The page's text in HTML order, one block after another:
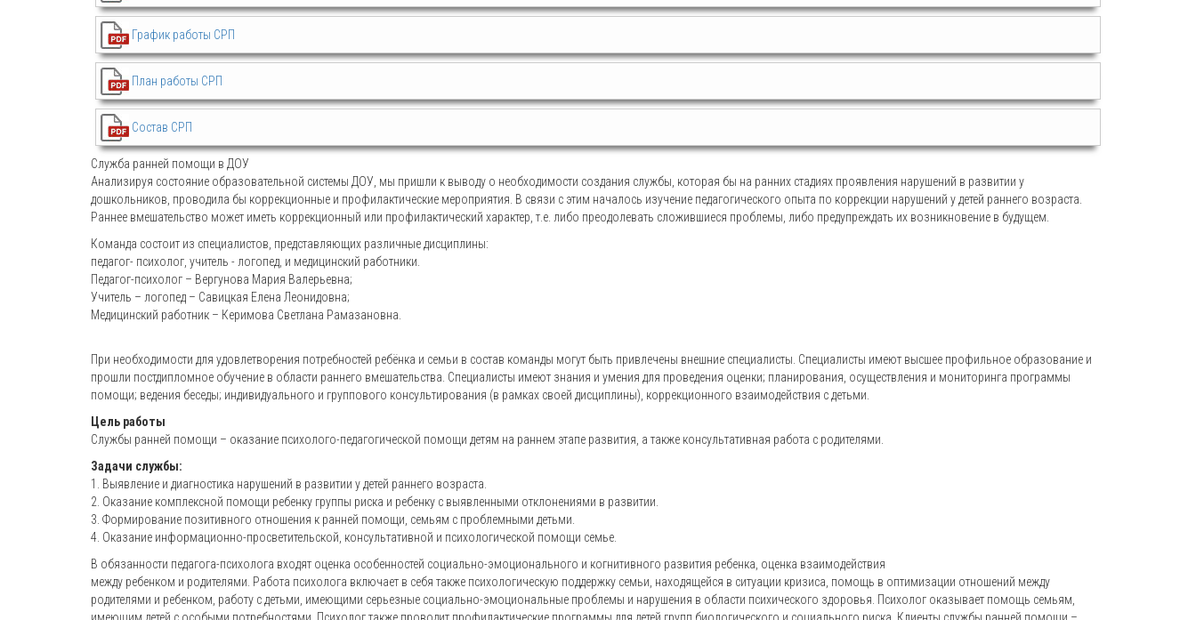
График работы СРП
План работы СРП
Состав СРП
Служба ранней помощи в ДОУ
Анализируя состояние образовательной системы ДОУ, мы пришли к выводу о необходимости создания службы, которая бы на ранних стадиях проявления нарушений в развитии у
дошкольников, проводила бы коррекционные и профилактические мероприятия. В связи с этим началось изучение педагогического опыта по коррекции нарушений у детей раннего возраста.
Раннее вмешательство может иметь коррекционный или профилактический характер, т.е. либо преодолевать сложившиеся проблемы, либо предупреждать их возникновение в будущем.
Команда состоит из специалистов, представляющих различные дисциплины:
педагог- психолог, учитель - логопед, и медицинский работники.
Педагог-психолог – Вергунова Мария Валерьевна;
Учитель – логопед – Савицкая Елена Леонидовна;
Медицинский работник – Керимова Светлана Рамазановна.
При необходимости для удовлетворения потребностей ребёнка и семьи в состав команды могут быть привлечены внешние специалисты. Специалисты имеют высшее профильное образование и
прошли постдипломное обучение в области раннего вмешательства. Специалисты имеют знания и умения для проведения оценки; планирования, осуществления и мониторинга программы
помощи; ведения беседы; индивидуального и группового консультирования (в рамках своей дисциплины), коррекционного взаимодействия с детьми.
Цель работы
Службы ранней помощи – оказание психолого-педагогической помощи детям на раннем этапе развития, а также консультативная работа с родителями.
Задачи службы:
1. Выявление и диагностика нарушений в развитии у детей раннего возраста.
2. Оказание комплексной помощи ребенку группы риска и ребенку с выявленными отклонениями в развитии.
3. Формирование позитивного отношения к ранней помощи, семьям с проблемными детьми.
4. Оказание информационно-просветительской, консультативной и психологической помощи семье.
В обязанности педагога-психолога входят оценка особенностей социально-эмоционального и когнитивного развития ребенка, оценка взаимодействия
между ребенком и родителями. Работа психолога включает в себя также психологическую поддержку семьи, находящейся в ситуации кризиса, помощь в оптимизации отношений между
родителями и ребенком, работу с детьми, имеющими серьезные социально-эмоциональные проблемы и нарушения в области психического здоровья. Психолог оказывает помощь семьям,